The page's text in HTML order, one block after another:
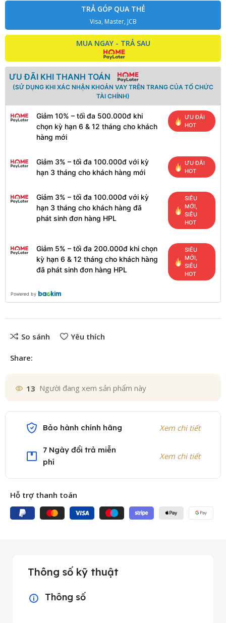
TRẢ GÓP QUA THẺ
Visa, Master, JCB
MUA NGAY - TRẢ SAU
ƯU ĐÃI KHI THANH TOÁN
(SỬ DỤNG KHI XÁC NHẬN KHOẢN VAY TRÊN TRANG CỦA TỔ CHỨC
TÀI CHÍNH)
Giảm 10% – tối đa 500.000đ khi
chọn kỳ hạn 6 & 12 tháng cho khách
hàng mới
ƯU ĐÃI
HOT
Giảm 3% – tối đa 100.000đ với kỳ
hạn 3 tháng cho khách hàng mới
ƯU ĐÃI
HOT
Giảm 3% – tối đa 100.000đ với kỳ
hạn 3 tháng cho khách hàng đã
phát sinh đơn hàng HPL
SIÊU
MỚI,
SIÊU
HOT
Giảm 5% – tối đa 200.000đ khi chọn
kỳ hạn 6 & 12 tháng cho khách hàng
đã phát sinh đơn hàng HPL
SIÊU
MỚI,
SIÊU
HOT
Powered by
So sánh Yêu thích
Share:
13 Người đang xem sản phẩm này
Bảo hành chính hãng Xem chi tiết
7 Ngày đổi trả miễn
phí
Xem chi tiết
Hỗ trợ thanh toán
Thông số kỹ thuật
Thông số